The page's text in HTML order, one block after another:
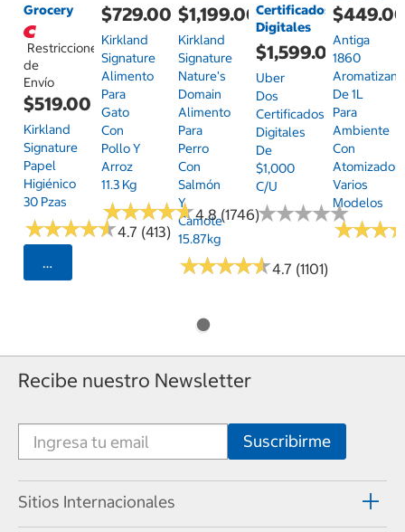
Grocery
Restricciones
de
Envío
$519.00
Kirkland
Signature
Papel
Higiénico
30 Pzas
★★★★★
★★★★★4.7 (413)
Seleccionar Código Postal
$729.00
Kirkland
Signature
Alimento
Para
Gato
Con
Pollo Y
Arroz
11.3 Kg
★★★★★
★★★★★4.8 (1746)
$1,199.00
Kirkland
Signature
Nature's
Domain
Alimento
Para
Perro
Con
Salmón
Y
Camote
15.87kg
★★★★★
★★★★★4.7 (1101)
Certificados
Digitales
$1,599.00
Uber
Dos
Certificados
Digitales
De
$1,000
C/u
★★★★★
★★★★★
Antiga
1860
De 1L
Para
Ambiente
Con
Atomizador,
Varios
Modelos
★★★
★★★
Recibe nuestro Newsletter
Sitios Internacionales